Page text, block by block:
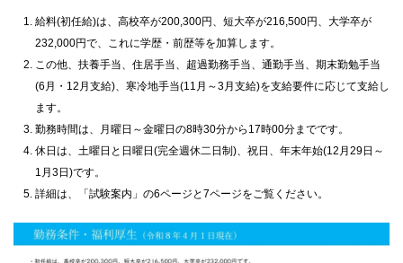
給料(初任給)は、高校卒が200,300円、短大卒が216,500円、大学卒が
232,000円で、これに学歴・前歴等を加算します。
この他、扶養手当、住居手当、超過勤務手当、通勤手当、期末勤勉手当
(6月・12月支給)、寒冷地手当(11月～3月支給)を支給要件に応じて支給し
ます。
勤務時間は、月曜日～金曜日の8時30分から17時00分までです。
休日は、土曜日と日曜日(完全週休二日制)、祝日、年末年始(12月29日～
1月3日)です。
詳細は、「試験案内」の6ページと7ページをご覧ください。